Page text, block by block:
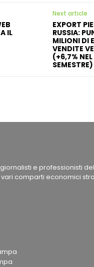
IL
Next article
EXPORT
RUSSIA:
MILIONI DI
VENDITE
(+6,7% NEL
SEMESTRE)
e professionisti
comparti economici